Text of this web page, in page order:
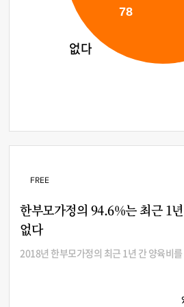
없다
78
FREE
한부모가정의 94.6%는 최근 1
없다
2018년 한부모가정의 최근 1년 간 양육비를